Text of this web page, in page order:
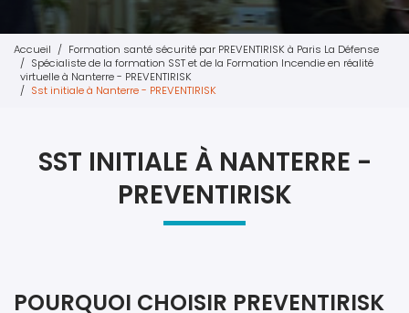
Accueil
Formation santé sécurité par PREVENTIRISK à Paris La Défense
Spécialiste de la formation SST et de la Formation Incendie en réalité
virtuelle à Nanterre - PREVENTIRISK
Sst initiale à Nanterre - PREVENTIRISK
SST INITIALE À NANTERRE -
PREVENTIRISK
POURQUOI CHOISIR PREVENTIRISK